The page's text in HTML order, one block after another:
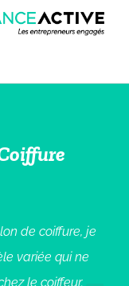
de coiffure, je
variée qui ne
le coiffeur.